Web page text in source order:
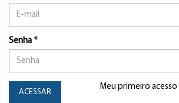
Senha *
ACESSAR
Meu primeiro